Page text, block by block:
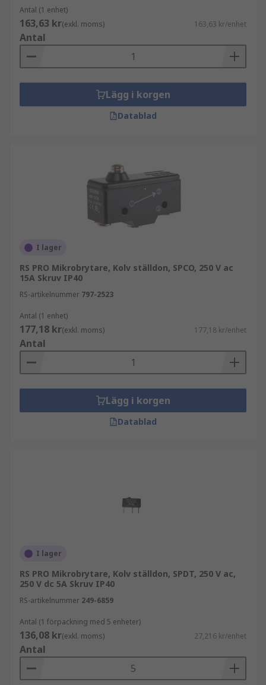
industrin, ofta i styrkretsar.
Antal (1 enhet)
163,63 kr(exkl. moms) 163,63 kr/enhet
Antal
Lägg i korgen
Datablad
I lager
RS PRO Mikrobrytare, Kolv ställdon, SPCO, 250 V ac
15A Skruv IP40
RS-artikelnummer 797-2523
Antal (1 enhet)
177,18 kr(exkl. moms) 177,18 kr/enhet
Antal
Lägg i korgen
Datablad
I lager
RS PRO Mikrobrytare, Kolv ställdon, SPDT, 250 V ac,
250 V dc 5A Skruv IP40
RS-artikelnummer 249-6859
Antal (1 förpackning med 5 enheter)
136,08 kr(exkl. moms) 27,216 kr/enhet
Antal